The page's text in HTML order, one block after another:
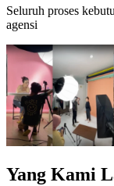
Seluruh proses
agensi
Yang Kami